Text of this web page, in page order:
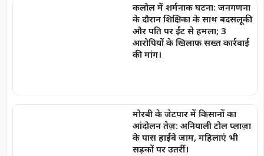
कलोल में शर्मनाक घटना: जनगणना
के दौरान शिक्षिका के साथ बदसलूकी
और पति पर ईंट से हमला; 3
आरोपियों के खिलाफ सख्त कार्रवाई
की मांग।
मोरबी के जेटपार में किसानों का
आंदोलन तेज़: अनियाली टोल प्लाज़ा
के पास हाईवे जाम, महिलाएं भी
सड़कों पर उतरीं।